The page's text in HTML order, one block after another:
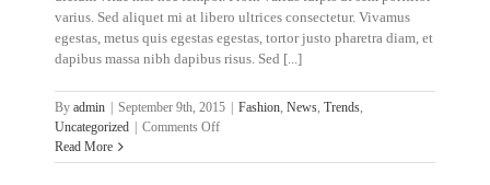
varius. Sed aliquet mi at libero ultrices consectetur. Vivamus
egestas, metus quis egestas egestas, tortor justo pharetra diam, et
dapibus massa nibh dapibus risus. Sed [...]
By admin September 9th, 2015 Fashion, News, Trends,
Uncategorized
Comments Offon
fermint
Read More